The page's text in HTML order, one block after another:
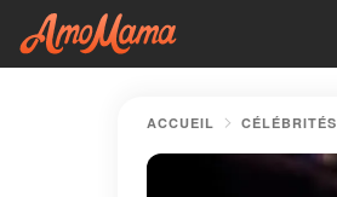
ACCUEIL CÉLÉBRITÉS